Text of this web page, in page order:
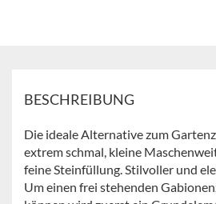
BESCHREIBUNG
Die ideale Alternative zum
extrem schmal, kleine
feine Steinfüllung. Stilvoller und
Um einen frei stehenden